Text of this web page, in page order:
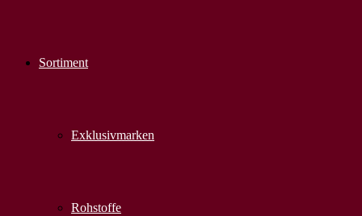
Sortiment
Exklusivmarken
Rohstoffe